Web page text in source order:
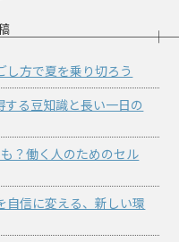
し方で夏を乗り切ろう
る豆知識と長い一日の
？働く人のためのセル
自信に変える、新しい環